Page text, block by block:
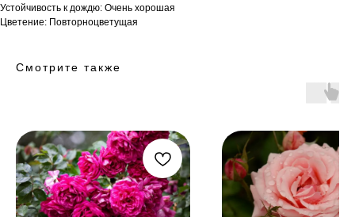
Устойчивость к дождю: Очень хорошая
Цветение: Повторноцветущая
Смотрите также